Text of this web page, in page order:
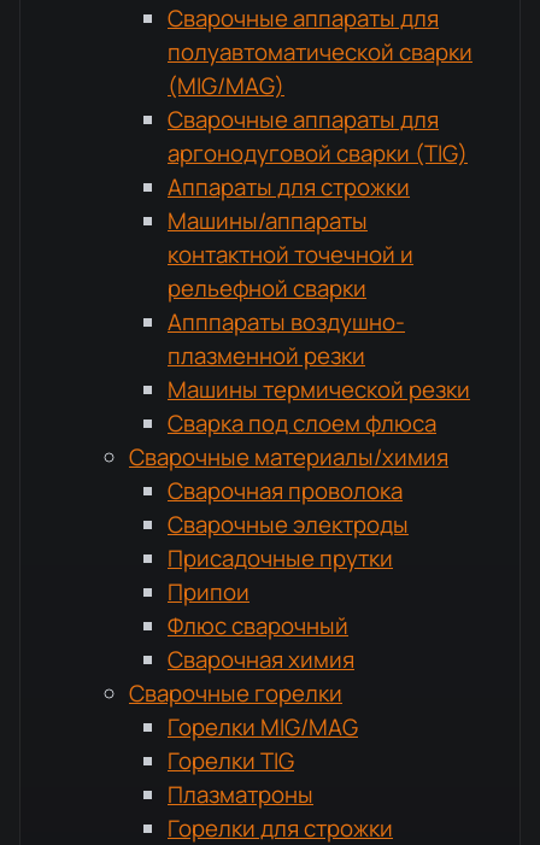
Сварочные аппараты для
полуавтоматической сварки
(MIG/MAG)
Сварочные аппараты для
аргонодуговой сварки (TIG)
Аппараты для строжки
Машины/аппараты
контактной точечной и
рельефной сварки
Апппараты воздушно-
плазменной резки
Машины термической резки
Сварка под слоем флюса
Сварочные материалы/химия
Сварочная проволока
Сварочные электроды
Присадочные прутки
Припои
Флюс сварочный
Сварочная химия
Сварочные горелки
Горелки MIG/MAG
Горелки TIG
Плазматроны
Горелки для строжки